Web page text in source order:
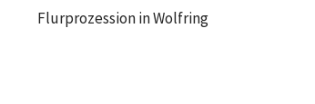
Flurprozession in Wolfring